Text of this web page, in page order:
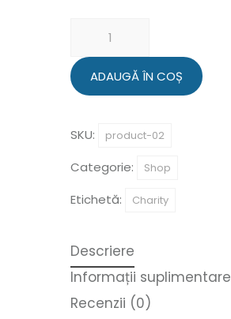
ProjectADAUGĂ ÎN COȘ
SKU: product-02
Categorie: Shop
Etichetă: Charity
Descriere
Informații suplimentare
Recenzii (0)